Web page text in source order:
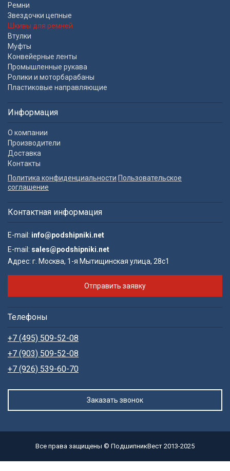
Ремни
Звездочки цепные
Шкивы для ремней
Втулки
Муфты
Конвейерные ленты
Промышленные рукава
Ролики и моторбарабаны
Пластиковые направляющие
Информация
О компании
Производители
Доставка
Контакты
Политика конфиденциальности Пользовательское
соглашение
Контактная информация
E-mail: info@podshipniki.net
E-mail: sales@podshipniki.net
Адрес: г. Москва, 1-я Мытищинская улица, 28с1
Отправить заявку
Телефоны
+7 (495) 509-52-08
+7 (903) 509-52-08
+7 (926) 539-60-70
Заказать звонок
Все права защищены © ПодшипникВест 2013-2025